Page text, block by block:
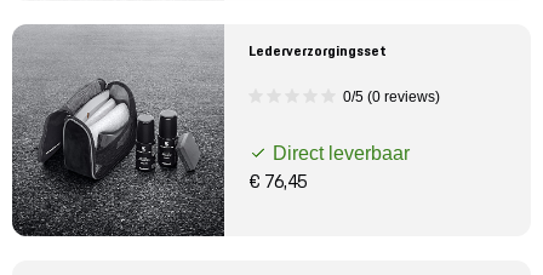
Lederverzorgingsset
0/5 (0 reviews)
Direct leverbaar
€ 76,45